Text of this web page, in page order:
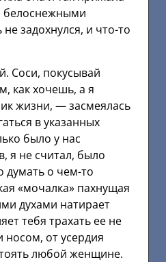
белоснежными
задохнулся, и что-то
Соси, покусывай
как хочешь, а я
жизни, — засмеялась
в указанных
было у нас
я не считал, было
думать о чем-то
«мочалка» пахнущая
духами натирает
тебя трахать ее не
носом, от усердия
любой женщине.